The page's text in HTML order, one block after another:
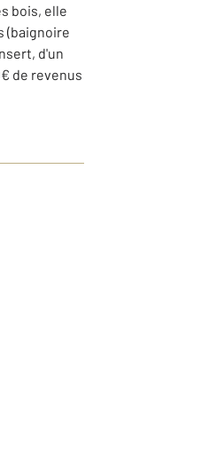
bois, elle
(baignoire
d'un
de revenus